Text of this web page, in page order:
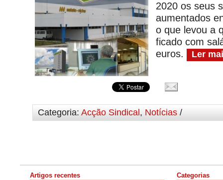
2020 os seus
aumentados
o que levou a
ficado com
euros.
Ler
Categoria: Acção Sindical , Notícias /
Artigos recentes Categorias